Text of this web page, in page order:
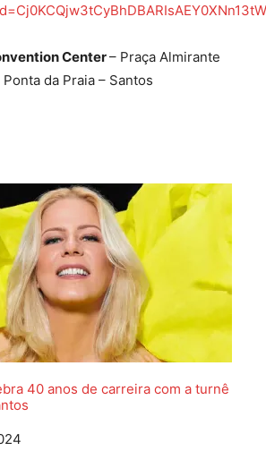
Center– Praça Almirante
da Praia – Santos
40 anos de carreira com a turnê